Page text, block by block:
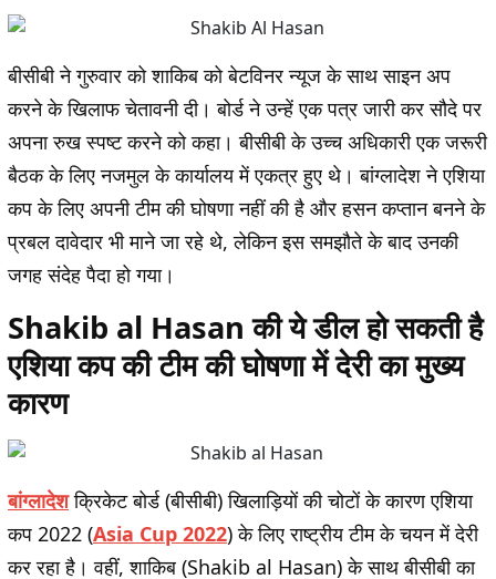
बीसीबी ने गुरुवार को शाकिब को बेटविनर न्यूज के साथ साइन अप
करने के खिलाफ चेतावनी दी। बोर्ड ने उन्हें एक पत्र जारी कर सौदे पर
अपना रुख स्पष्ट करने को कहा। बीसीबी के उच्च अधिकारी एक जरूरी
बैठक के लिए नजमुल के कार्यालय में एकत्र हुए थे। बांग्लादेश ने एशिया
कप के लिए अपनी टीम की घोषणा नहीं की है और हसन कप्तान बनने के
प्रबल दावेदार भी माने जा रहे थे, लेकिन इस समझौते के बाद उनकी
जगह संदेह पैदा हो गया।
Shakib al Hasan की ये डील हो सकती है
एशिया कप की टीम की घोषणा में देरी का मुख्य
कारण
बांग्लादेशक्रिकेट बोर्ड (बीसीबी) खिलाड़ियों की चोटों के कारण एशिया
कप 2022 (Asia Cup 2022) के लिए राष्ट्रीय टीम के चयन में देरी
कर रहा है। वहीं, शाकिब (Shakib al Hasan) के साथ बीसीबी का